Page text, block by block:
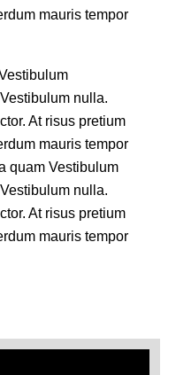
mauris tempor
nulla.
At risus pretium
mauris tempor
quam Vestibulum
nulla.
At risus pretium
mauris tempor